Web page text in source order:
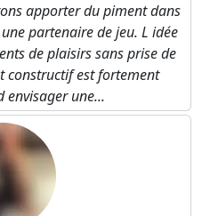
apporter du piment dans
partenaire de jeu. L idée
de plaisirs sans prise de
constructif est fortement
envisager une...